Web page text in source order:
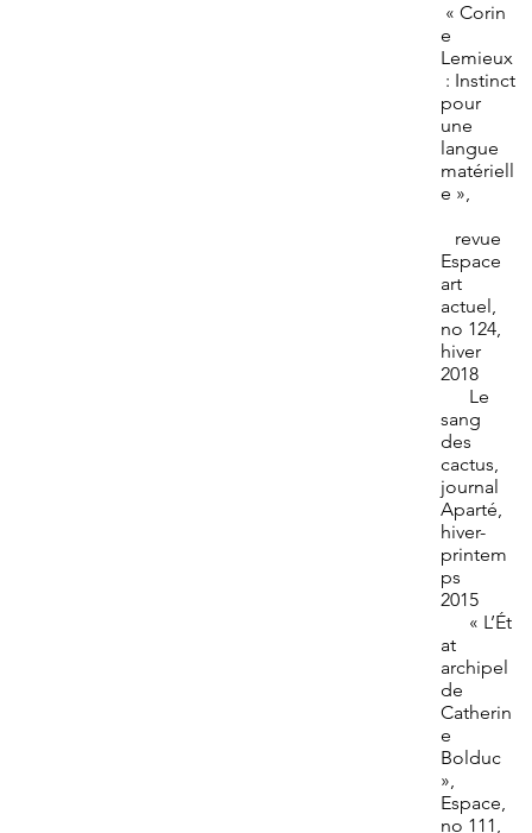
« Corin
e
Lemieux
: Instinct
pour
une
langue
matériell
e »,
revue
Espace
art
actuel,
no 124,
hiver
2018
Le
sang
des
cactus,
journal
Aparté,
hiver-
printem
ps
2015
« L’Ét
at
archipel
de
Catherin
e
Bolduc
»,
Espace,
no 111,